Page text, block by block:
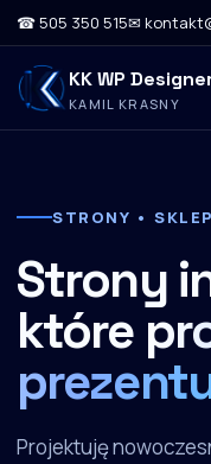
☎ 505 350 515✉
KK WP
KAMIL KRASNY
STRONY •
Strony
które
Projektuję